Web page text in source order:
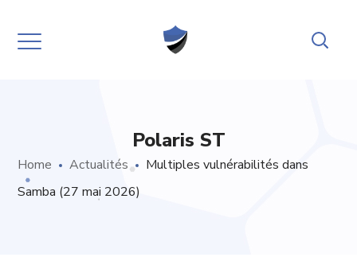
Polaris ST
Home Actualités
Multiples vulnérabilités dans
Samba (27 mai 2026)